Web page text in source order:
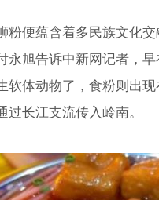
粉便蕴含着多民族文化
永旭告诉中新网记者，
软体动物了，食粉则出
长江支流传入岭南。